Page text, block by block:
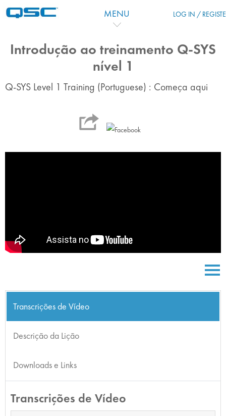
MENU LOG IN /
Introdução ao treinamento Q-SYS
nível 1
Q-SYS Level 1 Training (Portuguese) : Começa aqui
Transcrições de Vídeo
Descrição da Lição
Downloads e Links
Transcrições de Vídeo